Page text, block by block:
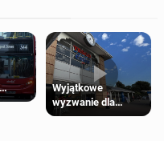
Wyjątkowe
wyzwanie dla
posiadaczy kart